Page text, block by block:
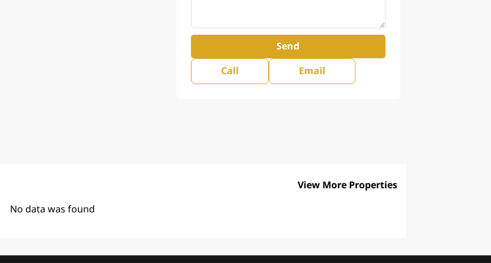
Send
Call
Email
View More Properties
No data was found